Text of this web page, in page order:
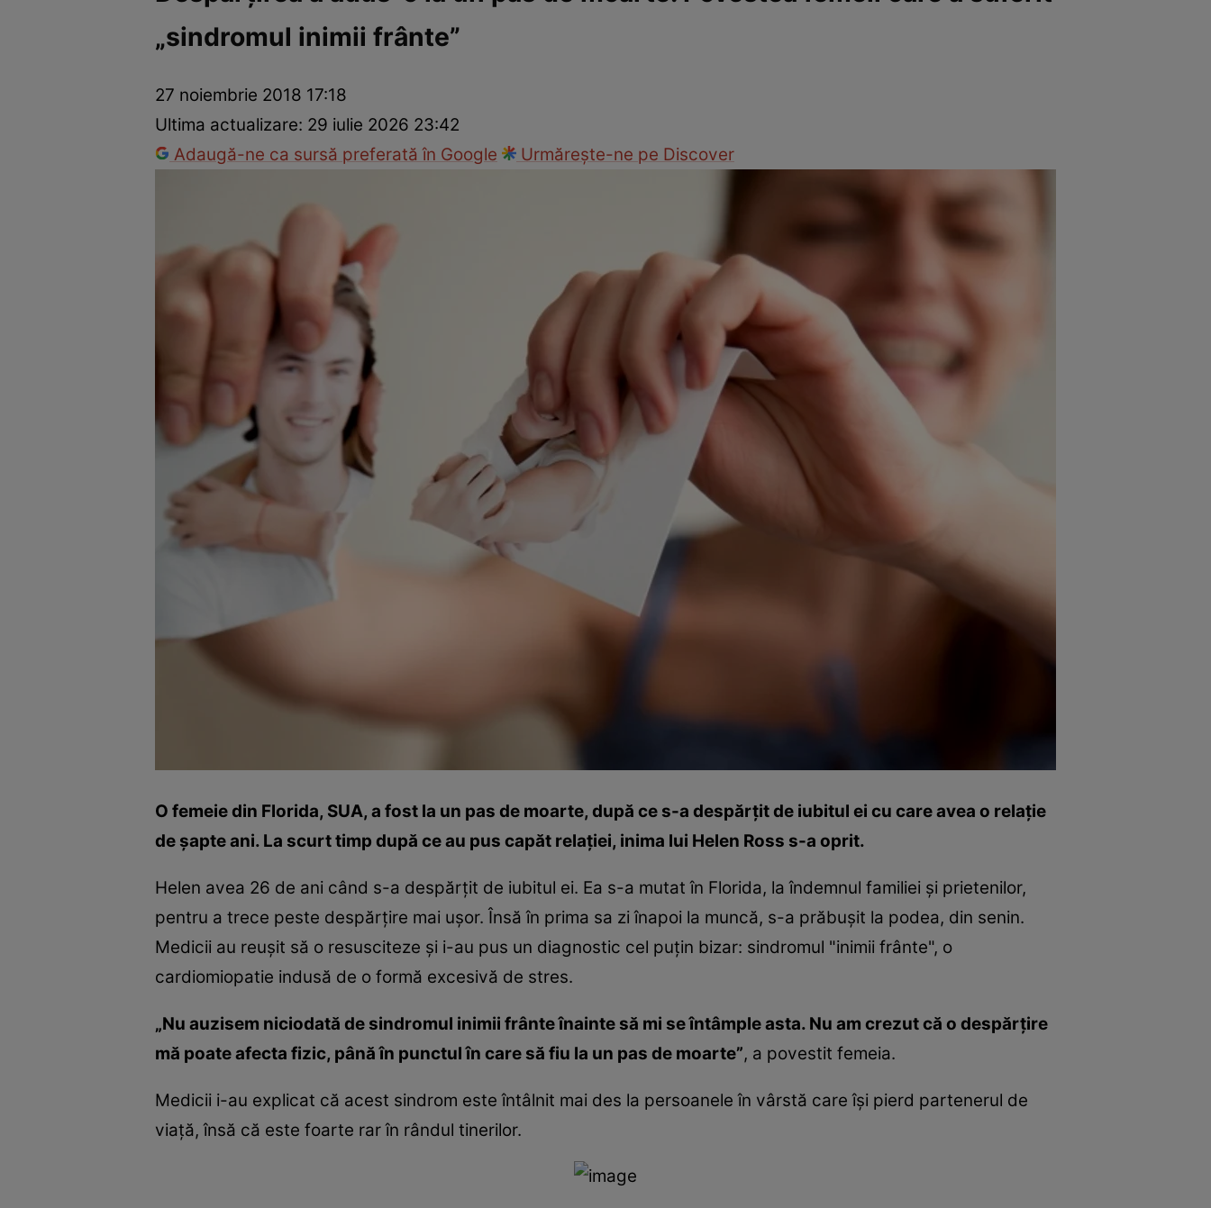
Vedete internaționaleVedete românești Interviurile Click!Paparazzii Click!
„sindromul inimii frânte”
27 noiembrie 2018 17:18
Ultima actualizare: 29 iulie 2026 23:42
Adaugă-ne ca sursă preferată în Google
Urmărește-ne pe Discover
O femeie din Florida, SUA, a fost la un pas de moarte, după ce s-a despărţit de iubitul ei cu care avea o relaţie
de şapte ani. La scurt timp după ce au pus capăt relaţiei, inima lui Helen Ross s-a oprit.
Helen avea 26 de ani când s-a despărţit de iubitul ei. Ea s-a mutat în Florida, la îndemnul familiei şi prietenilor,
pentru a trece peste despărţire mai uşor. Însă în prima sa zi înapoi la muncă, s-a prăbuşit la podea, din senin.
Medicii au reuşit să o resusciteze şi i-au pus un diagnostic cel puţin bizar: sindromul "inimii frânte", o
cardiomiopatie indusă de o formă excesivă de stres.
„Nu auzisem niciodată de sindromul inimii frânte înainte să mi se întâmple asta. Nu am crezut că o despărţire
mă poate afecta fizic, până în punctul în care să fiu la un pas de moarte”, a povestit femeia.
Medicii i-au explicat că acest sindrom este întâlnit mai des la persoanele în vârstă care îşi pierd partenerul de
viaţă, însă că este foarte rar în rândul tinerilor.